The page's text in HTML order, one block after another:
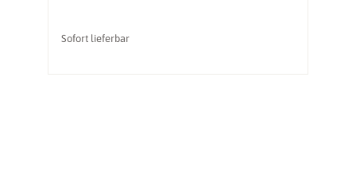
Sofort lieferbar